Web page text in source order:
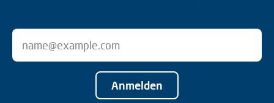
Anmelden